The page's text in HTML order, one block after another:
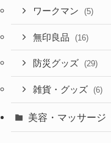
ワークマン (5)
無印良品 (16)
防災グッズ (29)
雑貨・グッズ (6)
美容・マッサージ